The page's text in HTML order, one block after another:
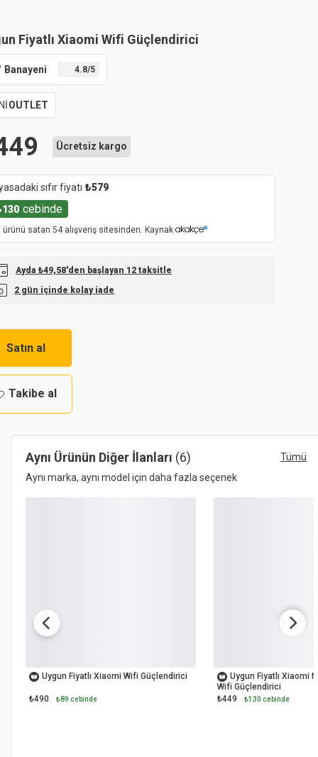
Fiyatlı Xiaomi Wifi Güçlendirici
Banayeni 4.8/5
OUTLET
Ücretsiz kargo
sıfır fiyatı ₺579
130 cebinde
ürünü satan 54 alışveriş sitesinden. Kaynak
Ayda ₺49,58'den başlayan 12 taksitle
2 gün içinde kolay iade
Satın al
Takibe al
Aynı Ürünün Diğer İlanları (6)
Tümü
Aynı marka, aynı model için daha fazla seçenek
Uygun Fiyatlı Xiaomi Wifi Güçlendirici
₺490 ₺89 cebinde
Uygun Fiyatlı Xiaomi
Wifi Güçlendirici
₺449
₺130 cebinde